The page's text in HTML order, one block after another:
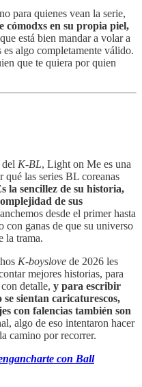
para quienes vean la serie,
cómodxs en su propia piel,
está bien mandar a volar a
algo completamente válido.
que te quiera por quien
K-BL, Light on Me es una
qué las series BL coreanas
la sencillez de su historia,
de sus
desde el primer hasta
ganas de que su universo
la trama.
K-boyslove de 2026 les
mejores historias, para
detalle, y para escribir
sientan caricaturescos,
con falencias también son
algo de eso intentaron hacer
camino por recorrer.
con Ball